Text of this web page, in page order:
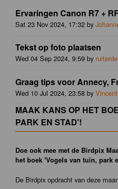
Ervaringen Canon R7 +
Sat 23 Nov 2024, 17:32 by
Tekst op foto plaatsen
Wed 04 Sep 2024, 9:59 by ruiterde
Graag tips voor Annecy,
Wed 10 Jul 2024, 23:58 by
MAAK KANS OP HET
PARK EN STAD'!
Doe ook mee met de Birdpix
het boek 'Vogels van tuin, park
De Birdpix opdracht van deze